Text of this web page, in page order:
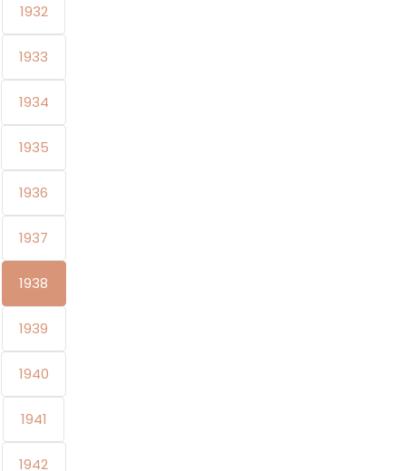
1932
1933
1934
1935
1936
1937
1938
1939
1940
1941
1942